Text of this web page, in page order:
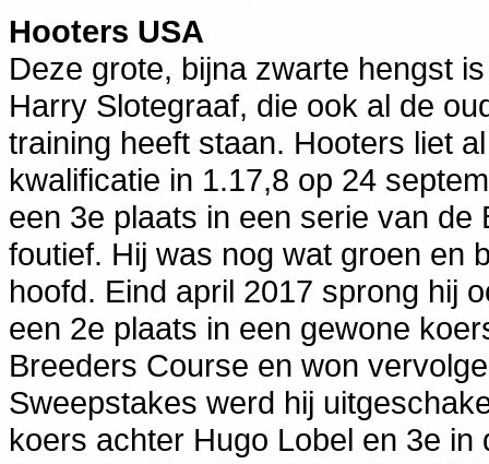
Hooters USA
Deze grote, bijna zwarte hengst
Harry Slotegraaf, die ook al de
training heeft staan. Hooters liet
kwalificatie in 1.17,8 op 24
een 3e plaats in een serie van
foutief. Hij was nog wat groen en
hoofd. Eind april 2017 sprong hij
een 2e plaats in een gewone
Breeders Course en won
Sweepstakes werd hij
koers achter Hugo Lobel en 3e